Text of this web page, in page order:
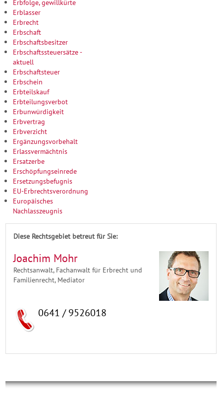
Erbfolge, gewillkürte
Erblasser
Erbrecht
Erbschaft
Erbschaftsbesitzer
Erbschaftssteuersätze -
aktuell
Erbschaftsteuer
Erbschein
Erbteilskauf
Erbteilungsverbot
Erbunwürdigkeit
Erbvertrag
Erbverzicht
Ergänzungsvorbehalt
Erlassvermächtnis
Ersatzerbe
Erschöpfungseinrede
Ersetzungsbefugnis
EU-Erbrechtsverordnung
Europäisches
Nachlasszeugnis
Diese Rechtsgebiet betreut für Sie:
Joachim Mohr
Rechtsanwalt, Fachanwalt für Erbrecht und
Familienrecht, Mediator
0641 / 9526018